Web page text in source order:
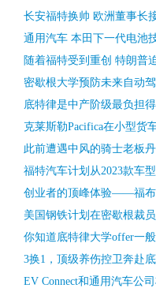
长安福特换帅 欧洲董事长
通用汽车 本田下一代电池
随着福特受到重创 特朗普
密歇根大学预防未来自动
底特律是中产阶级最负担
克莱斯勒Pacifica在小型货
此前遭遇中风的骑士老板
福特汽车计划从2023款车
创业者的顶峰体验——福布
美国钢铁计划在密歇根裁
你知道底特律大学offer一
3换1，顶级养伤控卫奔赴
EV Connect和通用汽车公